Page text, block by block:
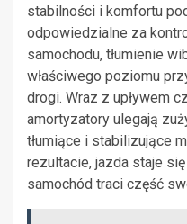
stabilności i komfortu
odpowiedzialne za
samochodu, tłumienie
właściwego poziomu
drogi. Wraz z upływem
amortyzatory ulegają
tłumiące i stabilizujące
rezultacie, jazda staje
samochód traci część